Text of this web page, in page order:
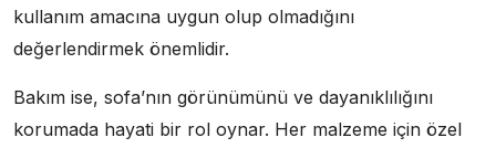
kullanım amacına uygun olup olmadığını
değerlendirmek önemlidir.
Bakım ise, sofa’nın görünümünü ve dayanıklılığını
korumada hayati bir rol oynar. Her malzeme için özel